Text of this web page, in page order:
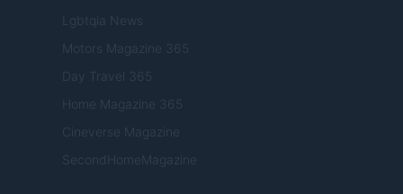
Lgbtqia News
Motors Magazine 365
Day Travel 365
Home Magazine 365
Cineverse Magazine
SecondHomeMagazine